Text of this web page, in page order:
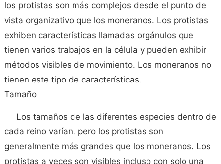
los protistas son más complejos desde el punto de
vista organizativo que los moneranos. Los protistas
exhiben características llamadas orgánulos que
tienen varios trabajos en la célula y pueden exhibir
métodos visibles de movimiento. Los moneranos no
tienen este tipo de características.
Tamaño
Los tamaños de las diferentes especies dentro de
cada reino varían, pero los protistas son
generalmente más grandes que los moneranos. Los
protistas a veces son visibles incluso con solo una